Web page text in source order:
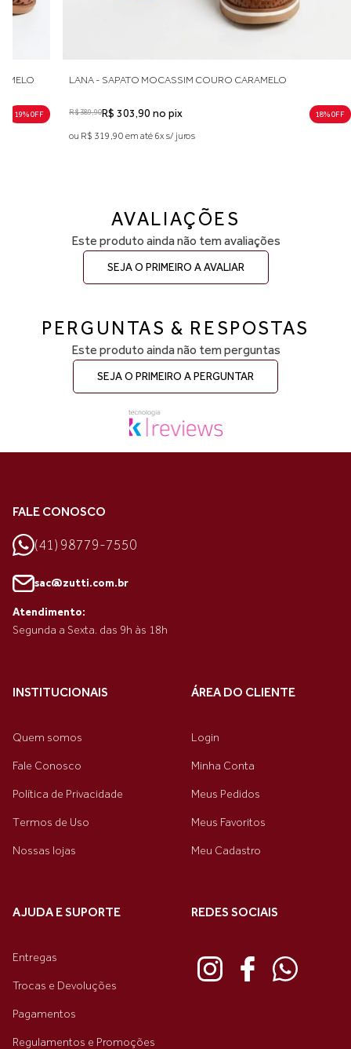
19% 0FF
LANA - SAPATO MOCASSIM COURO CARAMELO
R$ 389,90R$ 303,90 no pix 18% 0FF
ou R$ 319,90 em até 6x s/ juros
AVALIAÇÕES
Este produto ainda não tem avaliações
SEJA O PRIMEIRO A AVALIAR
PERGUNTAS & RESPOSTAS
Este produto ainda não tem perguntas
SEJA O PRIMEIRO A PERGUNTAR
FALE CONOSCO
(41) 98779-7550
sac@zutti.com.br
Atendimento:
Segunda a Sexta. das 9h às 18h
INSTITUCIONAIS
Quem somos
Fale Conosco
Política de Privacidade
Termos de Uso
Nossas lojas
ÁREA DO CLIENTE
Login
Minha Conta
Meus Pedidos
Meus Favoritos
Meu Cadastro
AJUDA E SUPORTE
Entregas
Trocas e Devoluções
Pagamentos
Regulamentos e Promoções
REDES SOCIAIS